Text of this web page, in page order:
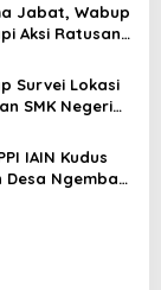
Jabat, Wabup
Aksi Ratusan
Survei Lokasi
SMK Negeri
IAIN Kudus
Desa Ngembal